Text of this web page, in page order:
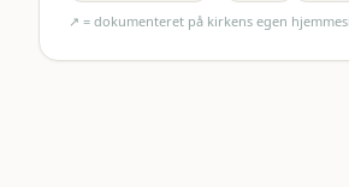
↗ = dokumenteret på kirkens egen